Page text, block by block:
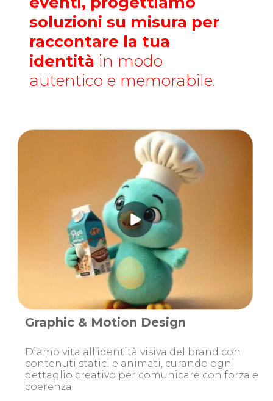
soluzioni su misura per
raccontare la tua
identità in modo
autentico e memorabile.
Graphic & Motion Design
Diamo vita all’identità visiva del brand con
contenuti statici e animati, curando ogni
dettaglio creativo per comunicare con forza e
coerenza.